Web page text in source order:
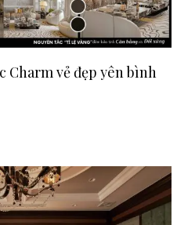
Charm vẻ đẹp yên bình